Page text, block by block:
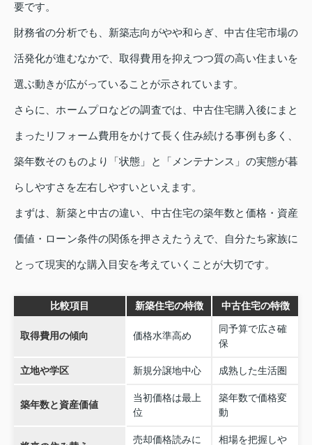
要です。
財務省の分析でも、新築志向がやや和らぎ、中古住宅市場の
活発化が進むなかで、取得費用を抑えつつ質の高い住まいを
選ぶ動きが広がっていることが示されています。
さらに、ホームプロなどの調査では、中古住宅購入後にまと
まったリフォーム費用をかけて長く住み続ける事例も多く、
築年数そのものより「状態」と「メンテナンス」の実態が暮
らしやすさを左右しやすいといえます。
まずは、新築と中古の違い、中古住宅の築年数と価格・資産
価値・ローン条件の関係を押さえたうえで、自分たち家族に
とって現実的な購入目安を考えていくことが大切です。
比較項目 新築住宅の特徴 中古住宅の特徴
取得費用の傾向 価格水準高め
同予算で広さ確
保
立地や学区 新規分譲地中心 成熟した生活圏
築年数と資産価値
当初価格は最上
位
築年数で価格変
動
売却価格読みに 相場を把握しや